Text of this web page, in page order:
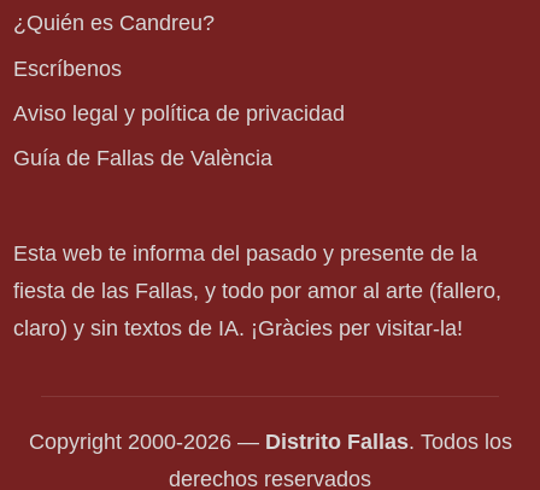
¿Quién es Candreu?
Escríbenos
Aviso legal y política de privacidad
Guía de Fallas de València
Esta web te informa del pasado y presente de la
fiesta de las Fallas, y todo por amor al arte (fallero,
claro) y sin textos de IA. ¡Gràcies per visitar-la!
Copyright 2000-2026 — Distrito Fallas. Todos los
derechos reservados